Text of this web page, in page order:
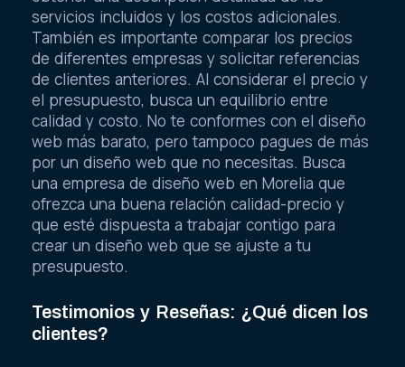
servicios incluidos y los costos adicionales.
También es importante comparar los precios
de diferentes empresas y solicitar referencias
de clientes anteriores. Al considerar el precio y
el presupuesto, busca un equilibrio entre
calidad y costo. No te conformes con el diseño
web más barato, pero tampoco pagues de más
por un diseño web que no necesitas. Busca
una empresa de diseño web en Morelia que
ofrezca una buena relación calidad-precio y
que esté dispuesta a trabajar contigo para
crear un diseño web que se ajuste a tu
presupuesto.
Testimonios y Reseñas: ¿Qué dicen los
clientes?